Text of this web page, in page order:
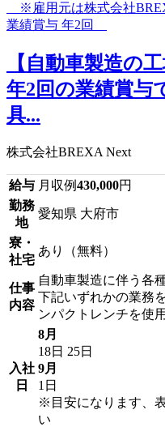
【自動車製造の
年2回の業績賞与
具...
株式会社BREXA Next
給与 月収例430,000円
勤務
地
愛知県 大府市
寮・
社宅
あり（無料）
仕事
内容
自動車製造に伴う各
下記いずれかの業務
ンパクトレンチを使
入社
日
8月
18日 25日
9月
1日
※目安になります、
い